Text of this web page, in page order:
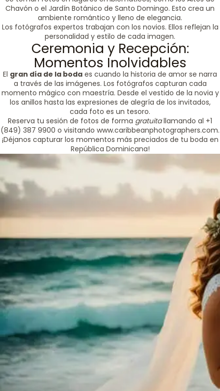
Chavón o el Jardín Botánico de Santo Domingo. Esto crea un
ambiente romántico y lleno de elegancia.
Los fotógrafos expertos trabajan con los novios. Ellos reflejan la
personalidad y estilo de cada imagen.
Ceremonia y Recepción:
Momentos Inolvidables
El gran día de la boda es cuando la historia de amor se narra
a través de las imágenes. Los fotógrafos capturan cada
momento mágico con maestría. Desde el vestido de la novia y
los anillos hasta las expresiones de alegría de los invitados,
cada foto es un tesoro.
Reserva tu sesión de fotos de forma gratuitallamando al +1
(849) 387 9900 o visitando www.caribbeanphotographers.com.
¡Déjanos capturar los momentos más preciados de tu boda en
República Dominicana!